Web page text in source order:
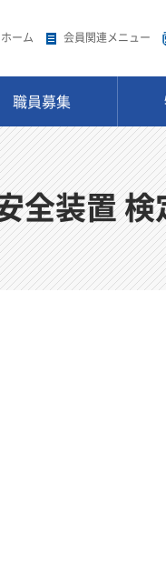
ホーム 会員関連メニュー
職員募集
全装置 検